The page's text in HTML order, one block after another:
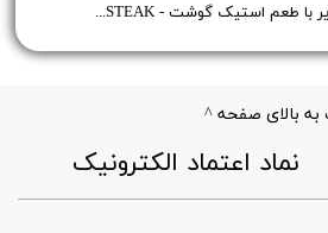
کنسرو غذای سگ شایر با طعم استیک گوشت - Shayer BEEF FRESH STEAK - وزن 300 گرم
به بالای صفحه ^
​نماد اعتماد الکترونیک